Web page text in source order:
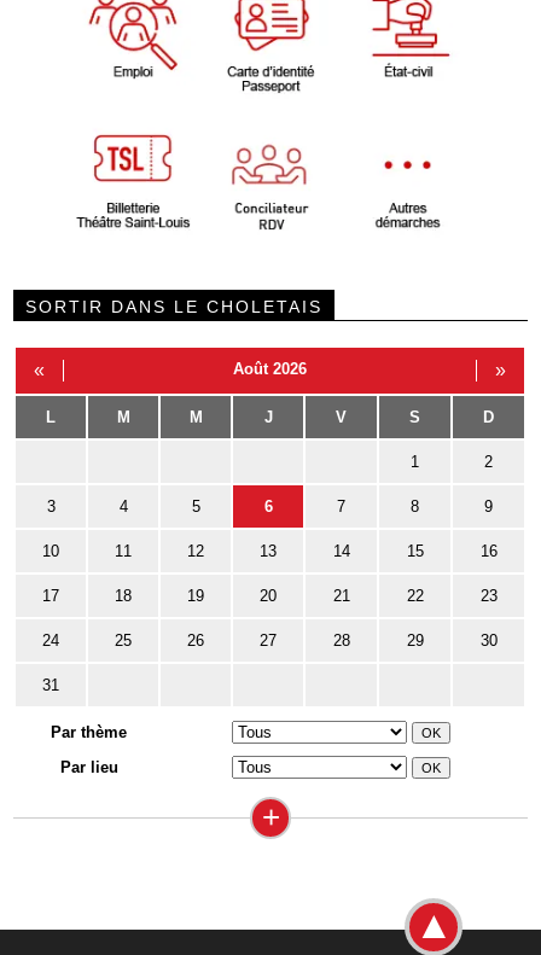
SORTIR DANS LE CHOLETAIS
« Août 2026 »
L M M J V S D
1 2
3 4 5 6 7 8 9
10 11 12 13 14 15 16
17 18 19 20 21 22 23
24 25 26 27 28 29 30
31
Par thème
Par lieu
+